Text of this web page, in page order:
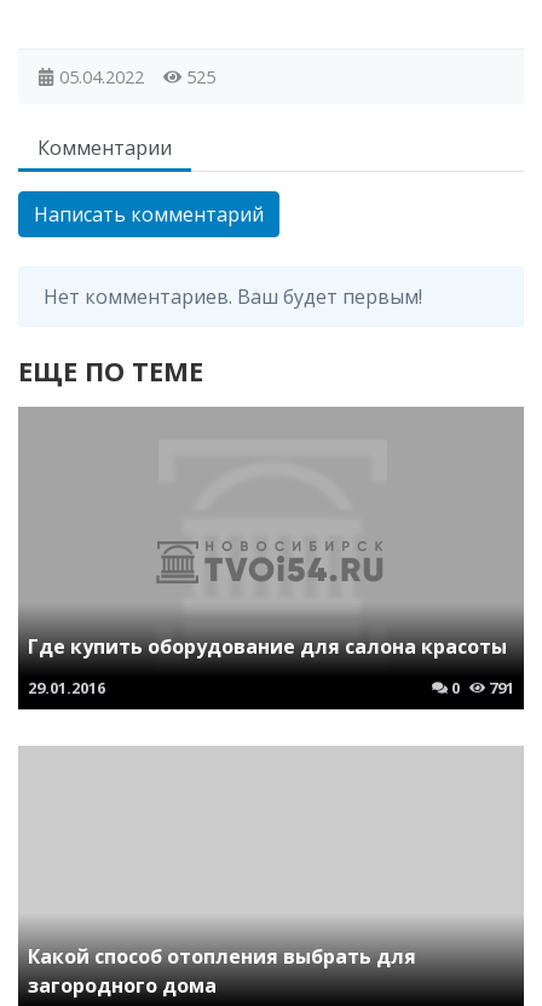
05.04.2022 525
Комментарии
Написать комментарий
Нет комментариев. Ваш будет первым!
ЕЩЕ ПО ТЕМЕ
Где купить оборудование для салона красоты
29.01.2016 0 791
Какой способ отопления выбрать для
загородного дома